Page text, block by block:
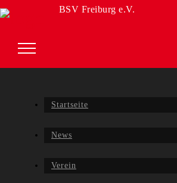
BSV Freiburg e.V.
Startseite
News
Verein